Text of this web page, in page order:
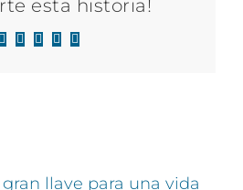
esta historia!
Facebook
X LinkedIn
WhatsApp
Correo